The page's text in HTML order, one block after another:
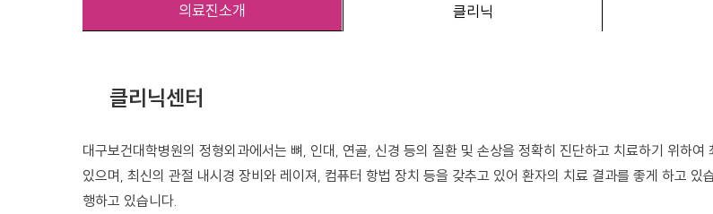
의료진소개 클리닉
클리닉센터
대구보건대학병원의 정형외과에서는 뼈, 인대, 연골, 신경 등의 질환 및 손상을 정확히 진단하고 치료하기 위하
있으며, 최신의 관절 내시경 장비와 레이져, 컴퓨터 항법 장치 등을 갖추고 있어 환자의 치료 결과를 좋게 하고
행하고 있습니다.